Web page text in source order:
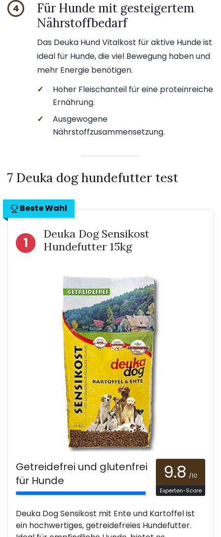
4
Für Hunde mit gesteigertem
Nährstoffbedarf
Das Deuka Hund Vitalkost für aktive Hunde ist
ideal für Hunde, die viel Bewegung haben und
mehr Energie benötigen.
✓
Hoher Fleischanteil für eine proteinreiche
Ernährung.
✓
Ausgewogene
Nährstoffzusammensetzung.
7 Deuka dog hundefutter test
Beste Wahl
1
Deuka Dog Sensikost
Hundefutter 15kg
Getreidefrei und glutenfrei
für Hunde
9.8 /10
Experten-Score
Deuka Dog Sensikost mit Ente und Kartoffel ist
ein hochwertiges, getreidefreies Hundefutter.